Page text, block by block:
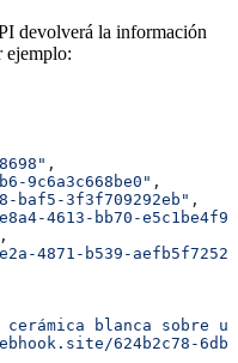
devolverá la información
ejemplo:
,
9c6a3c668be0" ,
baf5-3f3f709292eb" ,
4613-bb70-
,
4871-b539-
cerámica blanca sobre
624b2c78-